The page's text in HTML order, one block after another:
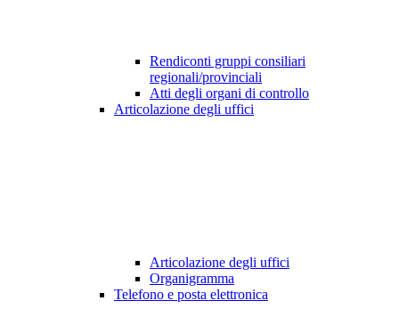
Rendiconti gruppi consiliari
regionali/provinciali
Atti degli organi di controllo
Articolazione degli uffici
Articolazione degli uffici
Organigramma
Telefono e posta elettronica